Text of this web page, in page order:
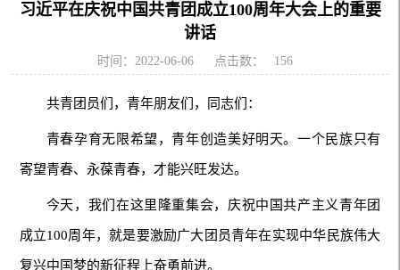
习近平在庆祝中国共青团成立100周年大会上的重要
讲话
时间：2022-06-06 点击数： 156
共青团员们，青年朋友们，同志们：
青春孕育无限希望，青年创造美好明天。一个民族只有
寄望青春、永葆青春，才能兴旺发达。
今天，我们在这里隆重集会，庆祝中国共产主义青年团
成立100周年，就是要激励广大团员青年在实现中华民族伟大
复兴中国梦的新征程上奋勇前进。